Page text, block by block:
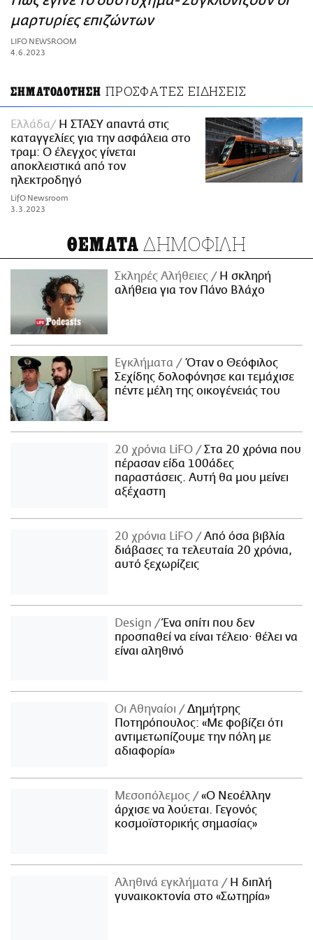
ΑΜΠΑ
PRINT
μαρτυρίες επιζώντων
LIFO NEWSROOM
4.6.2023
ΣΗΜΑΤΟΔΟΤΗΣΗ ΠΡΟΣΦΑΤΕΣ ΕΙΔΗΣΕΙΣ
Ελλάδα
Η ΣΤΑΣΥ απαντά στις
καταγγελίες για την ασφάλεια στο
τραμ: Ο έλεγχος γίνεται
αποκλειστικά από τον
ηλεκτροδηγό
LifO Newsroom
3.3.2023
ΘΕΜΑΤΑ ΔΗΜΟΦΙΛΗ
Σκληρές Αλήθειες
H σκληρή
αλήθεια για τον Πάνο Βλάχο
Εγκλήματα
Όταν ο Θεόφιλος
Σεχίδης δολοφόνησε και τεμάχισε
πέντε μέλη της οικογένειάς του
20 χρόνια LiFO
Στα 20 χρόνια που
πέρασαν είδα 100άδες
παραστάσεις. Αυτή θα μου μείνει
αξέχαστη
20 χρόνια LiFO
Από όσα βιβλία
διάβασες τα τελευταία 20 χρόνια,
αυτό ξεχωρίζεις
Design
Ένα σπίτι που δεν
προσπαθεί να είναι τέλειο· θέλει να
είναι αληθινό
Οι Αθηναίοι
Δημήτρης
Ποτηρόπουλος: «Με φοβίζει ότι
αντιμετωπίζουμε την πόλη με
αδιαφορία»
Μεσοπόλεμος
«Ο Νεοέλλην
άρχισε να λούεται. Γεγονός
κοσμοϊστορικής σημασίας»
Αληθινά εγκλήματα
Η διπλή
γυναικοκτονία στο «Σωτηρία»